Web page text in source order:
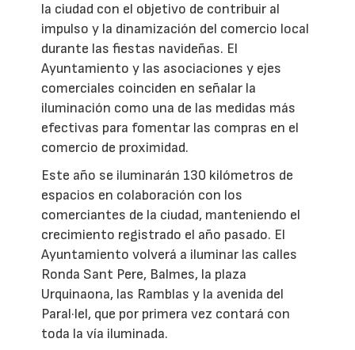
la ciudad con el objetivo de contribuir al
impulso y la dinamización del comercio local
durante las fiestas navideñas. El
Ayuntamiento y las asociaciones y ejes
comerciales coinciden en señalar la
iluminación como una de las medidas más
efectivas para fomentar las compras en el
comercio de proximidad.
Este año se iluminarán 130 kilómetros de
espacios en colaboración con los
comerciantes de la ciudad, manteniendo el
crecimiento registrado el año pasado. El
Ayuntamiento volverá a iluminar las calles
Ronda Sant Pere, Balmes, la plaza
Urquinaona, las Ramblas y la avenida del
Paral·lel, que por primera vez contará con
toda la vía iluminada.